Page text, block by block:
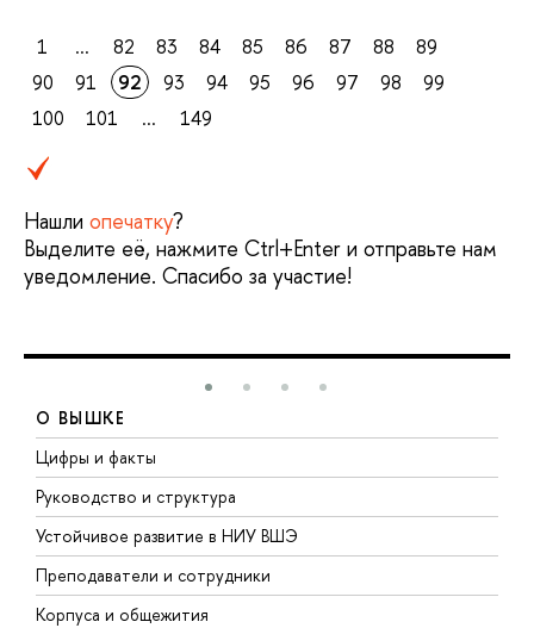
1 ... 82 83 84 85 86 87 88
89
90
91 92 93 94 95 96 97 98
99
100
101 ... 149
Нашли опечатку?
Выделите её, нажмите Ctrl+Enter и отправьте нам
уведомление. Спасибо за участие!
О ВЫШКЕ
Цифры и факты
Руководство и структура
Устойчивое развитие в НИУ ВШЭ
Преподаватели и сотрудники
Корпуса и общежития